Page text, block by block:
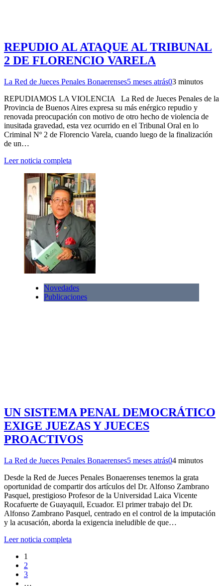
REPUDIO AL ATAQUE AL TRIBUNAL
2 DE FLORENCIO VARELA
La Red de Jueces Penales Bonaerenses5 meses atrás03 minutos
REPUDIAMOS LA VIOLENCIA La Red de Jueces Penales de la
Provincia de Buenos Aires expresa su más enérgico repudio y
renovada preocupación con motivo de otro hecho de violencia de
inusitada gravedad, esta vez ocurrido en el Tribunal Oral en lo
Criminal Nº 2 de Florencio Varela, cuando luego de la finalización
de un…
Leer noticia completa
Novedades
Publicaciones
UN SISTEMA PENAL DEMOCRÁTICO
EXIGE JUEZAS Y JUECES
PROACTIVOS
La Red de Jueces Penales Bonaerenses5 meses atrás04 minutos
Desde la Red de Jueces Penales Bonaerenses tenemos la grata
oportunidad de compartir dos artículos del Dr. Alfonso Zambrano
Pasquel, prestigioso Profesor de la Universidad Laica Vicente
Rocafuerte de Guayaquil, Ecuador. El primer trabajo del Dr.
Alfonso Zambrano Pasquel, centrado en el control de la imputación
y la acusación, aborda la exigencia ineludible de que…
Leer noticia completa
1
2
3
…